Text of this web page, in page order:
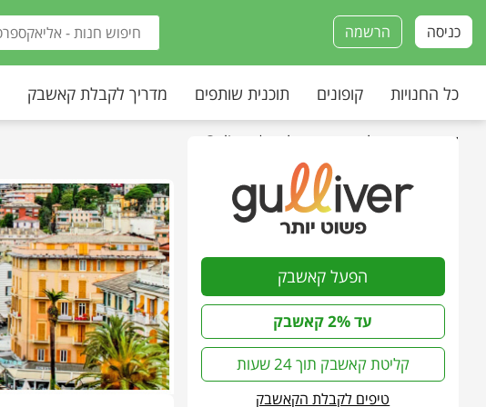
הרשמה כניסה
כל החנויות קופונים תוכנית שותפים מדריך לקבלת קאשבק
עמוד הבית כל החנויות גוליבר | Guliver
הפעל קאשבק
עד 2% קאשבק
קליטת קאשבק תוך 24 שעות
טיפים לקבלת הקאשבק